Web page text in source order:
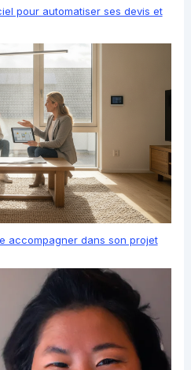
pour automatiser ses devis et
accompagner dans son projet